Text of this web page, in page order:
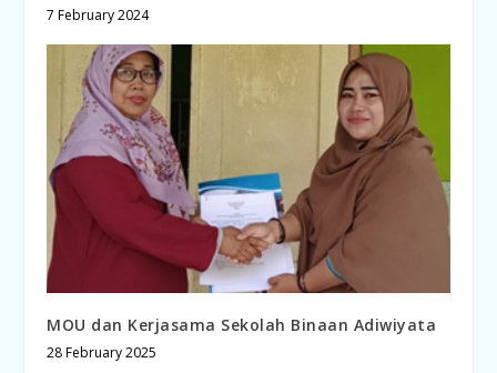
7 February 2024
MOU dan Kerjasama Sekolah Binaan Adiwiyata
28 February 2025